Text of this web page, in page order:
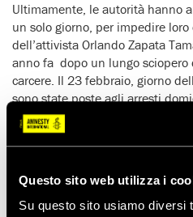
Questo sito web utilizza i
Su questo sito usiamo diversi
Ultimamente, le autorità hanno
un solo giorno, per impedire
dell’attivista Orlando Zapata
anno fa dopo un lungo sciopero
carcere. Il 23 febbraio, giorno
sono state poste agli arresti
ore dopo.
L’attivista Néstor Rodríguez
coscienza’ da Amnesty
arrestato nel dicembre 2010